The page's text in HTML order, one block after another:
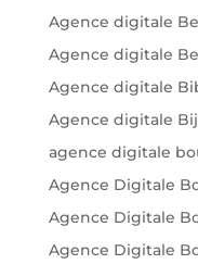
Agence digitale
Agence digitale
Agence digitale
Agence digitale
agence digitale
Agence Digitale
Agence Digitale
Agence Digitale